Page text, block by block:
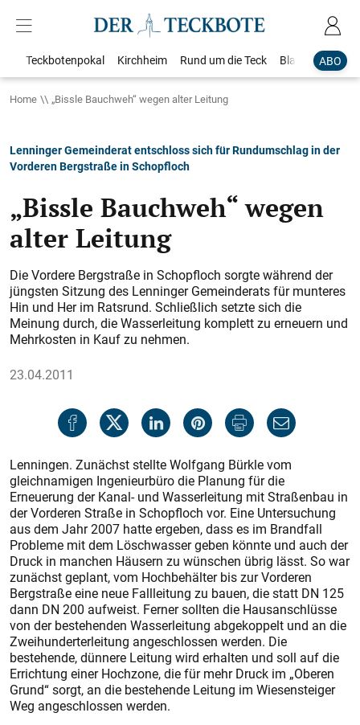
ABO
Teckbotenpokal Kirchheim Rund um die Teck Blaulicht
Home „Bissle Bauchweh“ wegen alter Leitung
Lenninger Gemeinderat entschloss sich für Rundumschlag in der
Vorderen Bergstraße in Schopfloch
„Bissle Bauchweh“ wegen
alter Leitung
Die Vordere Bergstraße in Schopfloch sorgte während der
jüngsten Sitzung des Lenninger Gemeinderats für munteres
Hin und Her im Ratsrund. Schließlich setzte sich die
Meinung durch, die Wasserleitung komplett zu erneuern und
Mehrkos­ten in Kauf zu nehmen.
23.04.2011
Lenningen. Zunächst stellte Wolfgang Bürkle vom
gleichnamigen Ingenieurbüro die Planung für die
Erneuerung der Kanal- und Wasserleitung mit Straßenbau in
der Vorderen Straße in Schopfloch vor. Eine Untersuchung
aus dem Jahr 2007 hatte ergeben, dass es im Brandfall
Probleme mit dem Löschwasser geben könnte und auch der
Druck in manchen Häusern zu wünschen übrig lässt. So war
zunächst geplant, vom Hochbehälter bis zur Vorderen
Bergstraße eine neue Fallleitung zu bauen, die statt DN 125
dann DN 200 aufweist. Ferner sollten die Hausanschlüsse
von der bestehenden Wasserleitung abgekoppelt und an die
Zweihunderterleitung angeschlossen werden. Die
bestehende, dünnere Leitung wird erhalten und soll auf die
Errichtung einer Hochzone, die für mehr Druck im „Oberen
Grund“ sorgt, an die bestehende Leitung im Wiesensteiger
Weg angeschlossen werden.